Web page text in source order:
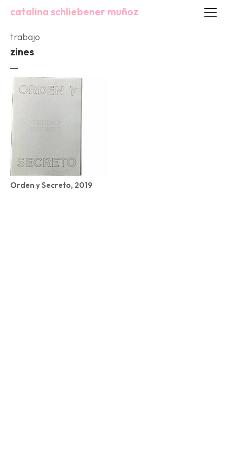
catalina schliebener muñoz
trabajo
zines
Orden y Secreto, 2019